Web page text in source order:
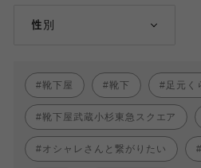
性別
靴下屋 靴下 足元く
靴下屋武蔵小杉東急スクエア
オシャレさんと繋がりたい